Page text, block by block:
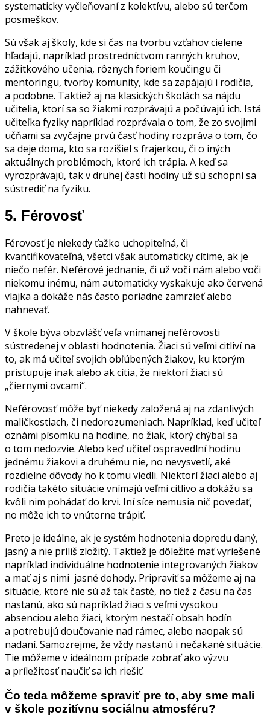
systematicky vyčleňovaní z kolektívu, alebo sú terčom
posmeškov.
Sú však aj školy, kde si čas na tvorbu vzťahov cielene
hľadajú, napríklad prostredníctvom ranných kruhov,
zážitkového učenia, rôznych foriem koučingu či
mentoringu, tvorby komunity, kde sa zapájajú i rodičia,
a podobne. Taktiež aj na klasických školách sa nájdu
učitelia, ktorí sa so žiakmi rozprávajú a počúvajú ich. Istá
učiteľka fyziky napríklad rozprávala o tom, že zo svojimi
učňami sa zvyčajne prvú časť hodiny rozpráva o tom, čo
sa deje doma, kto sa rozišiel s frajerkou, či o iných
aktuálnych problémoch, ktoré ich trápia. A keď sa
vyrozprávajú, tak v druhej časti hodiny už sú schopní sa
sústrediť na fyziku.
5. Férovosť
Férovosť je niekedy ťažko uchopiteľná, či
kvantifikovateľná, všetci však automaticky cítime, ak je
niečo nefér. Neférové jednanie, či už voči nám alebo voči
niekomu inému, nám automaticky vyskakuje ako červená
vlajka a dokáže nás často poriadne zamrzieť alebo
nahnevať.
V škole býva obzvlášť veľa vnímanej neférovosti
sústredenej v oblasti hodnotenia. Žiaci sú veľmi citliví na
to, ak má učiteľ svojich obľúbených žiakov, ku ktorým
pristupuje inak alebo ak cítia, že niektorí žiaci sú
„čiernymi ovcami“.
Neférovosť môže byť niekedy založená aj na zdanlivých
maličkostiach, či nedorozumeniach. Napríklad, keď učiteľ
oznámi písomku na hodine, no žiak, ktorý chýbal sa
o tom nedozvie. Alebo keď učiteľ ospravedlní hodinu
jednému žiakovi a druhému nie, no nevysvetlí, aké
rozdielne dôvody ho k tomu viedli. Niektorí žiaci alebo aj
rodičia takéto situácie vnímajú veľmi citlivo a dokážu sa
kvôli nim pohádať do krvi. Iní síce nemusia nič povedať,
no môže ich to vnútorne trápiť.
Preto je ideálne, ak je systém hodnotenia dopredu daný,
jasný a nie príliš zložitý. Taktiež je dôležité mať vyriešené
napríklad individuálne hodnotenie integrovaných žiakov
a mať aj s nimi jasné dohody. Pripraviť sa môžeme aj na
situácie, ktoré nie sú až tak časté, no tiež z času na čas
nastanú, ako sú napríklad žiaci s veľmi vysokou
absenciou alebo žiaci, ktorým nestačí obsah hodín
a potrebujú doučovanie nad rámec, alebo naopak sú
nadaní. Samozrejme, že vždy nastanú i nečakané situácie.
Tie môžeme v ideálnom prípade zobrať ako výzvu
a príležitosť naučiť sa ich riešiť.
Čo teda môžeme spraviť pre to, aby sme mali
v škole pozitívnu sociálnu atmosféru?